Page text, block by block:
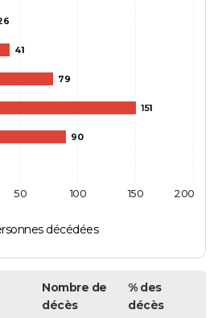
41
79
151
90
décédées
50 100 150 200
Nombre de
décès
% des
décès